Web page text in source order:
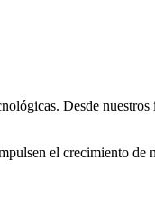
Desde
el crecimiento de